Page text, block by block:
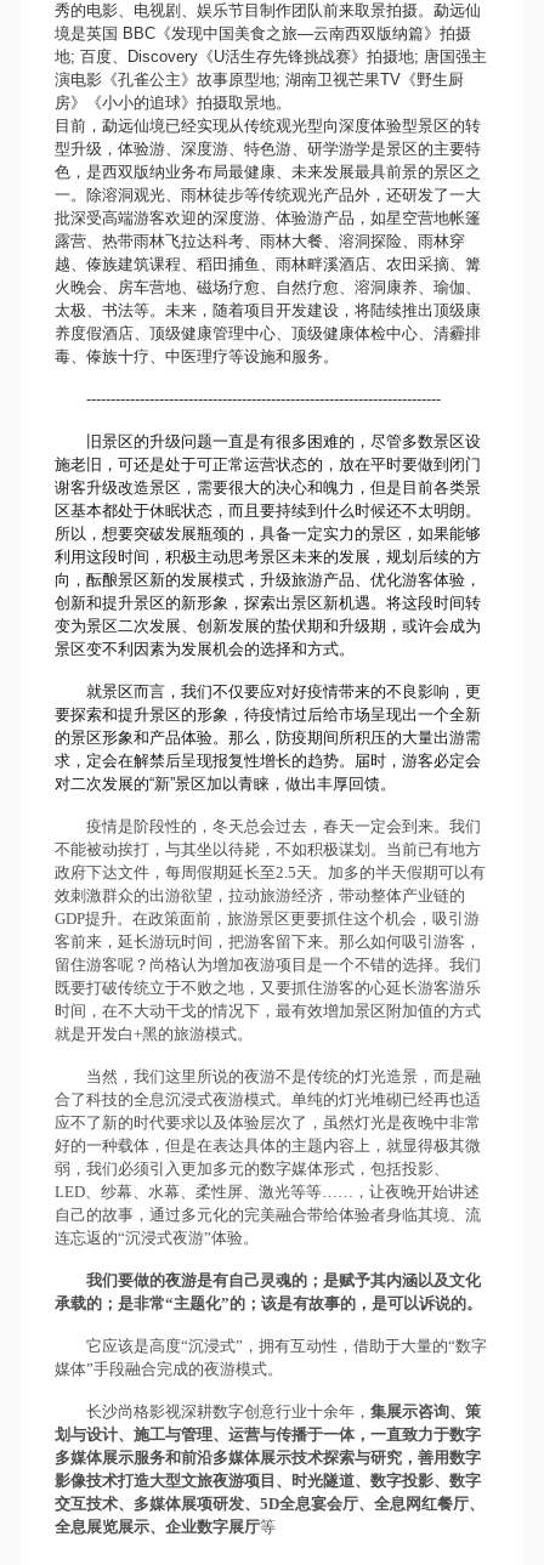
秀的电影、电视剧、娱乐节目制作团队前来取景拍摄。勐远仙
境是英国 BBC《发现中国美食之旅—云南西双版纳篇》拍摄
地; 百度、Discovery《U活生存先锋挑战赛》拍摄地; 唐国强主
演电影《孔雀公主》故事原型地; 湖南卫视芒果TV《野生厨
房》《小小的追球》拍摄取景地。
目前，勐远仙境已经实现从传统观光型向深度体验型景区的转
型升级，体验游、深度游、特色游、研学游学是景区的主要特
色，是西双版纳业务布局最健康、未来发展最具前景的景区之
一。除溶洞观光、雨林徒步等传统观光产品外，还研发了一大
批深受高端游客欢迎的深度游、体验游产品，如星空营地帐篷
露营、热带雨林飞拉达科考、雨林大餐、溶洞探险、雨林穿
越、傣族建筑课程、稻田捕鱼、雨林畔溪酒店、农田采摘、篝
火晚会、房车营地、磁场疗愈、自然疗愈、溶洞康养、瑜伽、
太极、书法等。未来，随着项目开发建设，将陆续推出顶级康
养度假酒店、顶级健康管理中心、顶级健康体检中心、清霾排
毒、傣族十疗、中医理疗等设施和服务。
-------------------------------------------------------------------------
旧景区的升级问题一直是有很多困难的，尽管多数景区设
施老旧，可还是处于可正常运营状态的，放在平时要做到闭门
谢客升级改造景区，需要很大的决心和魄力，但是目前各类景
区基本都处于休眠状态，而且要持续到什么时候还不太明朗。
所以，想要突破发展瓶颈的，具备一定实力的景区，如果能够
利用这段时间，积极主动思考景区未来的发展，规划后续的方
向，酝酿景区新的发展模式，升级旅游产品、优化游客体验，
创新和提升景区的新形象，探索出景区新机遇。将这段时间转
变为景区二次发展、创新发展的蛰伏期和升级期，或许会成为
景区变不利因素为发展机会的选择和方式。
就景区而言，我们不仅要应对好疫情带来的不良影响，更
要探索和提升景区的形象，待疫情过后给市场呈现出一个全新
的景区形象和产品体验。那么，防疫期间所积压的大量出游需
求，定会在解禁后呈现报复性增长的趋势。届时，游客必定会
对二次发展的“新”景区加以青睐，做出丰厚回馈。
疫情是阶段性的，冬天总会过去，春天一定会到来。我们
不能被动挨打，与其坐以待毙，不如积极谋划。当前已有地方
政府下达文件，每周假期延长至2.5天。加多的半天假期可以有
效刺激群众的出游欲望，拉动旅游经济，带动整体产业链的
GDP提升。在政策面前，旅游景区更要抓住这个机会，吸引游
客前来，延长游玩时间，把游客留下来。那么如何吸引游客，
留住游客呢？尚格认为增加夜游项目是一个不错的选择。我们
既要打破传统立于不败之地，又要抓住游客的心延长游客游乐
时间，在不大动干戈的情况下，最有效增加景区附加值的方式
就是开发白+黑的旅游模式。
当然，我们这里所说的夜游不是传统的灯光造景，而是融
合了科技的全息沉浸式夜游模式。单纯的灯光堆砌已经再也适
应不了新的时代要求以及体验层次了，虽然灯光是夜晚中非常
好的一种载体，但是在表达具体的主题内容上，就显得极其微
弱，我们必须引入更加多元的数字媒体形式，包括投影、
LED、纱幕、水幕、柔性屏、激光等等……，让夜晚开始讲述
自己的故事，通过多元化的完美融合带给体验者身临其境、流
连忘返的“沉浸式夜游”体验。
我们要做的夜游是有自己灵魂的；是赋予其内涵以及文化
承载的；是非常“主题化”的；该是有故事的，是可以诉说的。
它应该是高度“沉浸式”，拥有互动性，借助于大量的“数字
媒体”手段融合完成的夜游模式。
长沙尚格影视深耕数字创意行业十余年， 集展示咨询、策
划与设计、施工与管理、运营与传播于一体，一直致力于数字
多媒体展示服务和前沿多媒体展示技术探索与研究，善用数字
影像技术打造大型文旅夜游项目、时光隧道、数字投影、数字
交互技术、多媒体展项研发、5D全息宴会厅、全息网红餐厅、
全息展览展示、企业数字展厅等